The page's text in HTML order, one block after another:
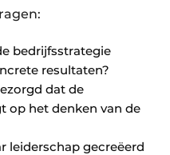
bedrijfsstrategie
resultaten?
dat de
op het denken van de
leiderschap gecreëerd